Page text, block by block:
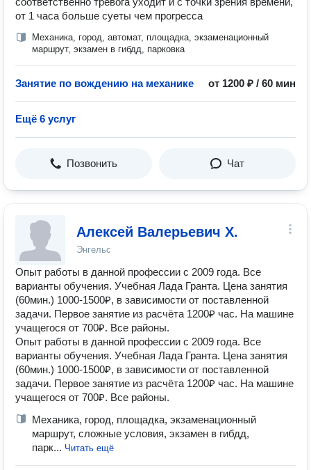
от 1 часа больше суеты чем прогресса
Механика, город, автомат, площадка, экзаменационный
маршрут, экзамен в гибдд, парковка
Занятие по вождению на механике от 1200 ₽ / 60 мин
Ещё 6 услуг
Позвонить Чат
Алексей Валерьевич Х.
Энгельс
Опыт работы в данной профессии с 2009 года. Все
варианты обучения. Учебная Лада Гранта. Цена занятия
(60мин.) 1000-1500₽, в зависимости от поставленной
задачи. Первое занятие из расчёта 1200₽ час. На машине
учащегося от 700₽. Все районы.
Опыт работы в данной профессии с 2009 года. Все
варианты обучения. Учебная Лада Гранта. Цена занятия
(60мин.) 1000-1500₽, в зависимости от поставленной
задачи. Первое занятие из расчёта 1200₽ час. На машине
учащегося от 700₽. Все районы.
Механика, город, площадка, экзаменационный
маршрут, сложные условия, экзамен в гибдд,
парк... Читать ещё